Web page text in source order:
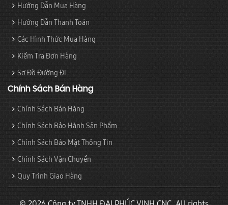
Hướng Dẫn Mua Hàng
Hướng Dẫn Thanh Toán
Các Hình Thức Mua Hàng
Kiểm Tra Đơn Hàng
Sơ Đồ Đường Đi
Chính Sách Bán Hàng
Chính Sách Bán Hàng
Chính Sách Bảo Hành Sản Phẩm
Chính Sách Bảo Mật Thông Tin
Chính Sách Vận Chuyển
Quy Trình Giao Hàng